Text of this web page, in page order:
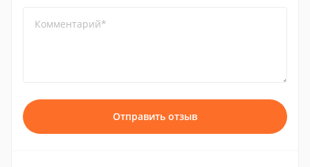
Комментарий*
Отправить отзыв